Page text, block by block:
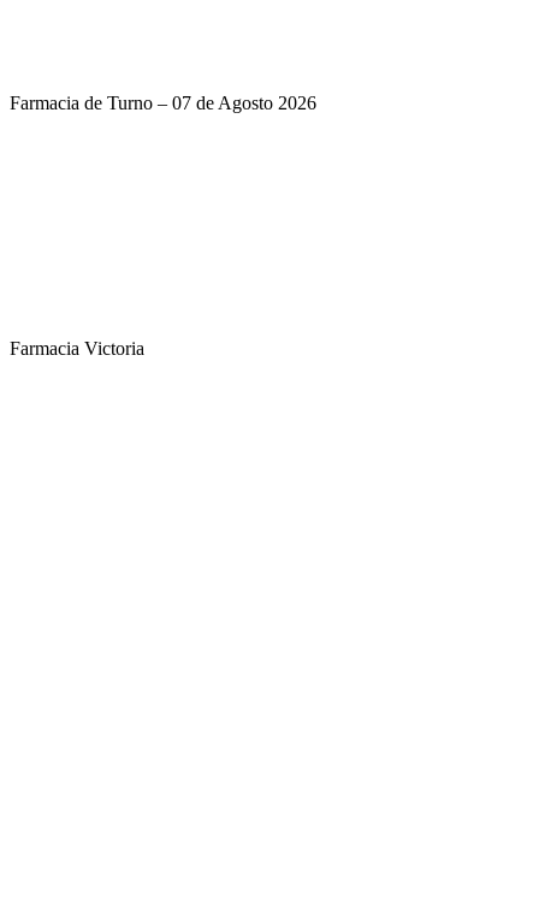
Farmacia de Turno – 07 de Agosto 2026
Farmacia Victoria